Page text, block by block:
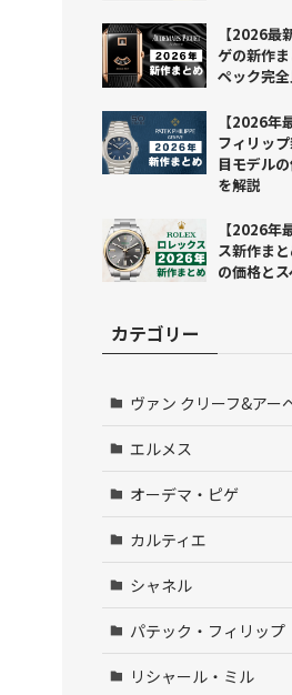
【2026最
ゲの新作
ペック完
【2026年
フィリッ
目モデル
を解説
【2026年
ス新作ま
の価格と
カテゴリー
ヴァン クリーフ&アー
エルメス
オーデマ・ピゲ
カルティエ
シャネル
パテック・フィリップ
リシャール・ミル